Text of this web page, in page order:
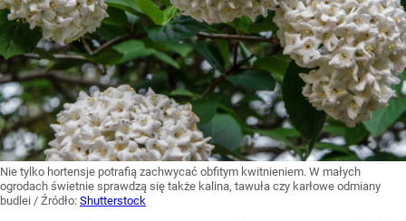
Nie tylko hortensje potrafią zachwycać obfitym kwitnieniem. W małych
ogrodach świetnie sprawdzą się także kalina, tawuła czy karłowe odmiany
budlei / Źródło: Shutterstock